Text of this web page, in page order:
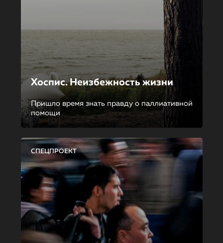
Хоспис. Неизбежность жизни
Пришло время знать правду о паллиативной
помощи
СПЕЦПРОЕКТ